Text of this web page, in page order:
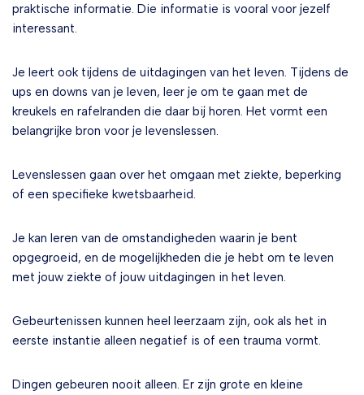
praktische informatie. Die informatie is vooral voor jezelf
interessant.
Je leert ook tijdens de uitdagingen van het leven. Tijdens de
ups en downs van je leven, leer je om te gaan met de
kreukels en rafelranden die daar bij horen. Het vormt een
belangrijke bron voor je levenslessen.
Levenslessen gaan over het omgaan met ziekte, beperking
of een specifieke kwetsbaarheid.
Je kan leren van de omstandigheden waarin je bent
opgegroeid, en de mogelijkheden die je hebt om te leven
met jouw ziekte of jouw uitdagingen in het leven.
Gebeurtenissen kunnen heel leerzaam zijn, ook als het in
eerste instantie alleen negatief is of een trauma vormt.
Dingen gebeuren nooit alleen. Er zijn grote en kleine